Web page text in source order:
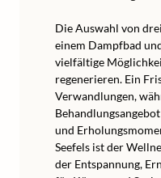
Die Auswahl von
einem Dampfbad
vielfältige
regenerieren. Ein
Verwandlungen,
und
Seefels ist der
der Entspannung,